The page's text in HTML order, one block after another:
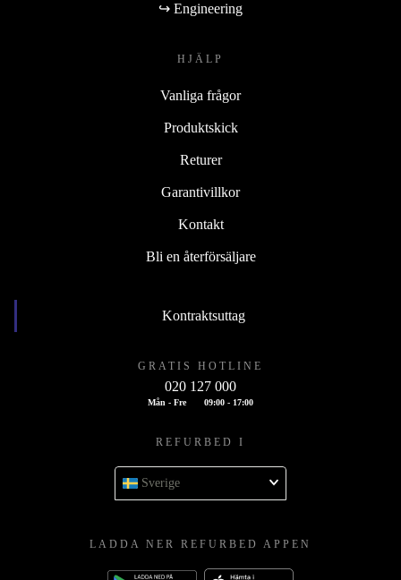
↪ Engineering
HJÄLP
Vanliga frågor
Produktskick
Returer
Garantivillkor
Kontakt
Bli en återförsäljare
Kontraktsuttag
GRATIS HOTLINE
020 127 000
Mån - Fre 09:00 - 17:00
REFURBED I
Sverige
LADDA NER REFURBED APPEN